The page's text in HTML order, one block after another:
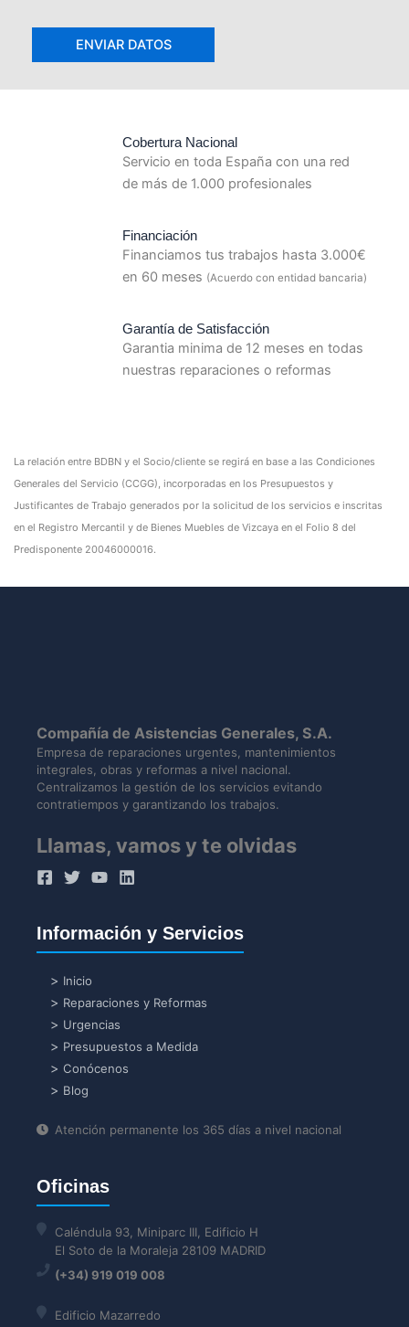
Cobertura Nacional
Servicio en toda España con una red
de más de 1.000 profesionales
Financiación
Financiamos tus trabajos hasta 3.000€
en 60 meses (Acuerdo con entidad bancaria)
Garantía de Satisfacción
Garantia minima de 12 meses en todas
nuestras reparaciones o reformas
La relación entre BDBN y el Socio/cliente se regirá en base a las Condiciones
Generales del Servicio (CCGG), incorporadas en los Presupuestos y
Justificantes de Trabajo generados por la solicitud de los servicios e inscritas
en el Registro Mercantil y de Bienes Muebles de Vizcaya en el Folio 8 del
Predisponente 20046000016.
Compañía de Asistencias Generales, S.A.
Empresa de reparaciones urgentes, mantenimientos
integrales, obras y reformas a nivel nacional.
Centralizamos la gestión de los servicios evitando
contratiempos y garantizando los trabajos.
Llamas, vamos y te olvidas
Información y Servicios
Inicio
Reparaciones y Reformas
Urgencias
Presupuestos a Medida
Conócenos
Blog
Atención permanente los 365 días a nivel nacional
Oficinas
Caléndula 93, Miniparc III, Edificio H
El Soto de la Moraleja 28109 MADRID
(+34) 919 019 008
Edificio Mazarredo